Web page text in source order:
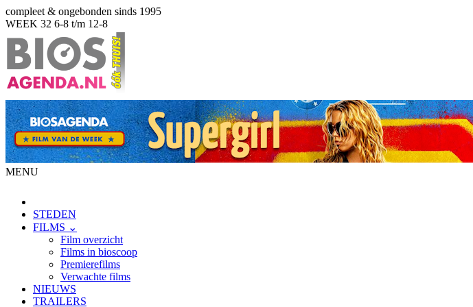
compleet & ongebonden sinds 1995
WEEK 32 6-8 t/m 12-8
MENU
STEDEN
FILMS ⌄
Film overzicht
Films in bioscoop
Premierefilms
Verwachte films
NIEUWS
TRAILERS